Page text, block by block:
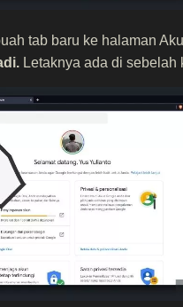
tab baru ke halaman
Letaknya ada di sebelah